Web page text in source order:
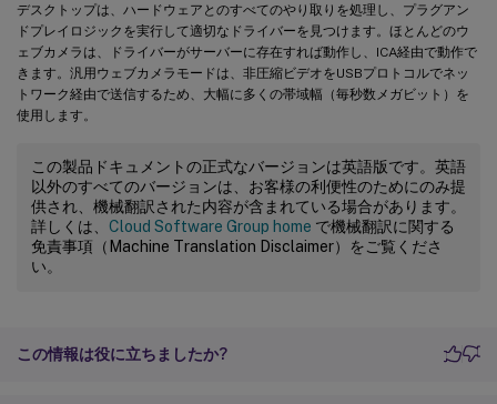
デスクトップは、ハードウェアとのすべてのやり取りを処理し、プラグアン
ドプレイロジックを実行して適切なドライバーを見つけます。ほとんどのウ
ェブカメラは、ドライバーがサーバーに存在すれば動作し、ICA経由で動作で
きます。汎用ウェブカメラモードは、非圧縮ビデオをUSBプロトコルでネッ
トワーク経由で送信するため、大幅に多くの帯域幅（毎秒数メガビット）を
使用します。
この製品ドキュメントの正式なバージョンは英語版です。英語
以外のすべてのバージョンは、お客様の利便性のためにのみ提
供され、機械翻訳された内容が含まれている場合があります。
詳しくは、 Cloud Software Group home で機械翻訳に関する
免責事項（Machine Translation Disclaimer）をご覧くださ
い。
この情報は役に立ちましたか?